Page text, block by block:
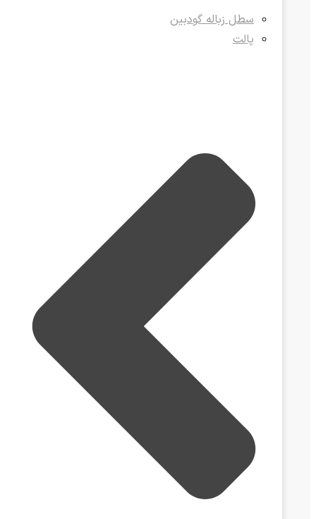
سطل زباله گودبین
پالت